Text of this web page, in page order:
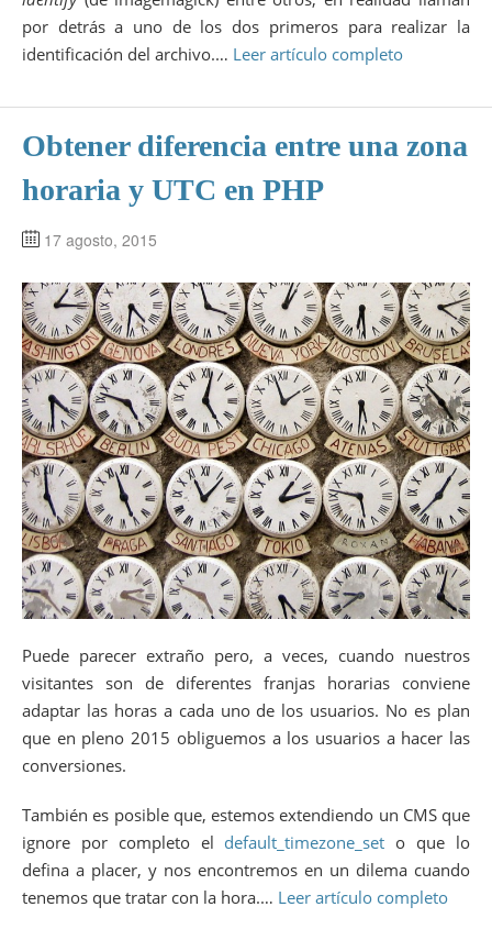
por detrás a uno de los dos primeros para realizar la
identificación del archivo.… Leer artículo completo
Obtener diferencia entre una zona
horaria y UTC en PHP
17 agosto, 2015
Puede parecer extraño pero, a veces, cuando nuestros
visitantes son de diferentes franjas horarias conviene
adaptar las horas a cada uno de los usuarios. No es plan
que en pleno 2015 obliguemos a los usuarios a hacer las
conversiones.
También es posible que, estemos extendiendo un CMS que
ignore por completo el default_timezone_set o que lo
defina a placer, y nos encontremos en un dilema cuando
tenemos que tratar con la hora.… Leer artículo completo